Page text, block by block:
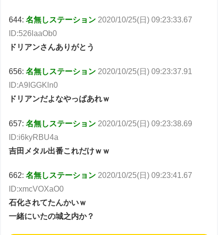
644:名無しステーション 2020/10/25(日) 09:23:33.67
ID:526laaOb0
ドリアンさんありがとう
656:名無しステーション 2020/10/25(日) 09:23:37.91
ID:A9IGGKln0
ドリアンだよなやっぱあれｗ
657:名無しステーション 2020/10/25(日) 09:23:38.69
ID:i6kyRBU4a
吉田メタル出番これだけｗｗ
662:名無しステーション 2020/10/25(日) 09:23:41.67
ID:xmcVOXaO0
石化されてたんかいｗ
一緒にいたの城之内か？